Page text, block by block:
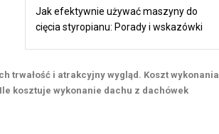
Jak efektywnie używać maszyny do
cięcia styropianu: Porady i wskazówki
trwałość i atrakcyjny wygląd. Koszt wykonania
kosztuje wykonanie dachu z dachówek